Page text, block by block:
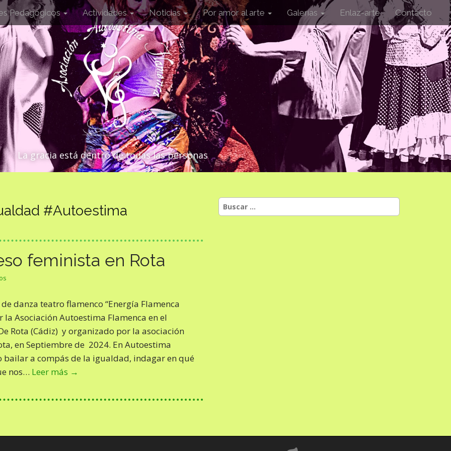
Pedagógicos Actividades Noticias Por amor al arte Galerías Enlaz-arte Contacto
La gracia está dentro de todas las personas
#Autoestima
feminista en Rota
danza teatro flamenco “Energía Flamenca
la Asociación Autoestima Flamenca en el
Rota (Cádiz) y organizado por la asociación
en Septiembre de 2024. En Autoestima
bailar a compás de la igualdad, indagar en qué
nos… Leer más →
Buscar: